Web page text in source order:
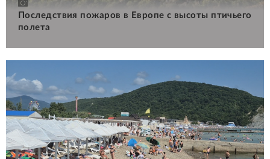
Последствия пожаров в Европе с высоты птичьего
полета